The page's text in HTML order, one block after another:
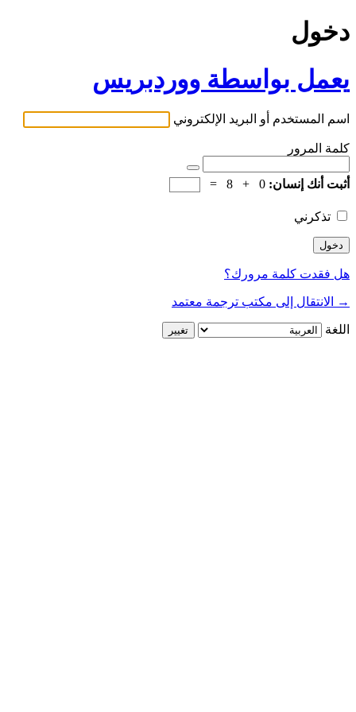
دخول
يعمل بواسطة ووردبريس
اسم المستخدم أو البريد الإلكتروني
كلمة المرور
أثبت أنك إنسان: 0 + 8 =
تذكرني
هل فقدت كلمة مرورك؟
→ الانتقال إلى مكتب ترجمة معتمد
اللغة